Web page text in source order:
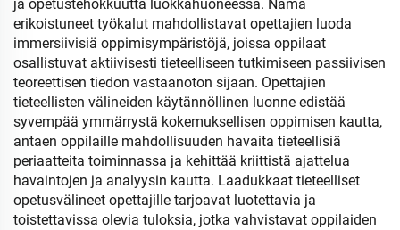
ja opetustehokkuutta luokkahuoneessa. Nämä
erikoistuneet työkalut mahdollistavat opettajien luoda
immersiivisiä oppimisympäristöjä, joissa oppilaat
osallistuvat aktiivisesti tieteelliseen tutkimiseen passiivisen
teoreettisen tiedon vastaanoton sijaan. Opettajien
tieteellisten välineiden käytännöllinen luonne edistää
syvempää ymmärrystä kokemuksellisen oppimisen kautta,
antaen oppilaille mahdollisuuden havaita tieteellisiä
periaatteita toiminnassa ja kehittää kriittistä ajattelua
havaintojen ja analyysin kautta. Laadukkaat tieteelliset
opetusvälineet opettajille tarjoavat luotettavia ja
toistettavissa olevia tuloksia, jotka vahvistavat oppilaiden